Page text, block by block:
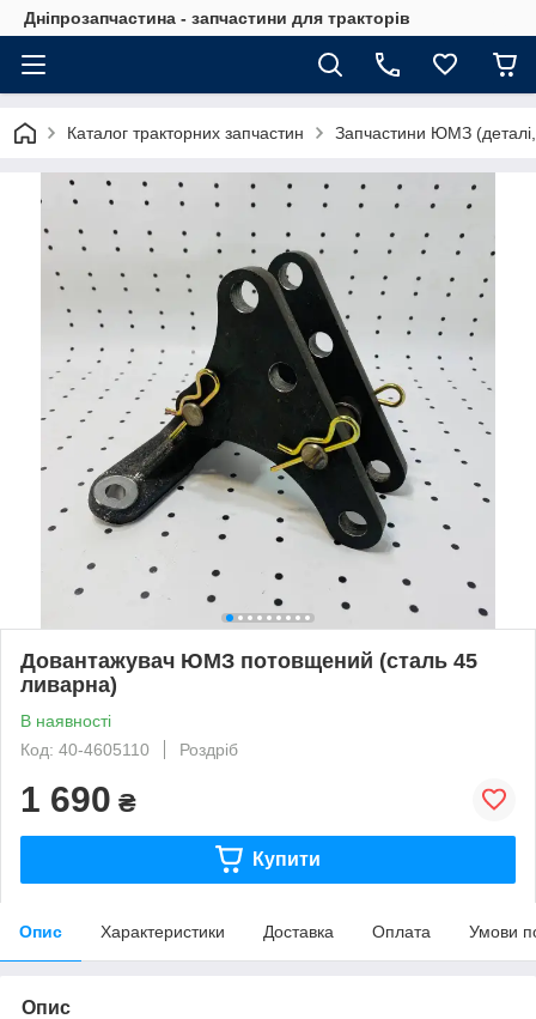
Дніпрозапчастина - запчастини для тракторів
Каталог тракторних запчастин Запчастини ЮМЗ
Довантажувач ЮМЗ потовщений (сталь 45
ливарна)
В наявності
Код: 40-4605110
Роздріб
1 690 ₴
Купити
Опис Характеристики Доставка Оплата Умови
Опис